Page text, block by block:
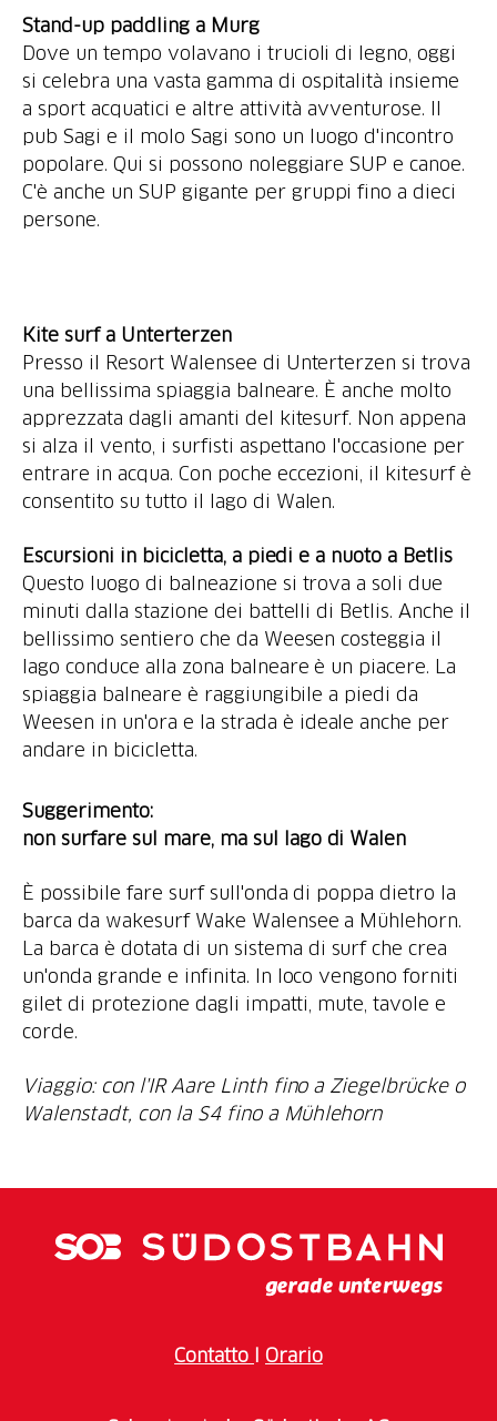
Stand-up paddling a Murg
Dove un tempo volavano i trucioli di legno, oggi
si celebra una vasta gamma di ospitalità insieme
a sport acquatici e altre attività avventurose. Il
pub Sagi e il molo Sagi sono un luogo d'incontro
popolare. Qui si possono noleggiare SUP e canoe.
C'è anche un SUP gigante per gruppi fino a dieci
persone.
Kite surf a Unterterzen
Presso il Resort Walensee di Unterterzen si trova
una bellissima spiaggia balneare. È anche molto
apprezzata dagli amanti del kitesurf. Non appena
si alza il vento, i surfisti aspettano l'occasione per
entrare in acqua. Con poche eccezioni, il kitesurf è
consentito su tutto il lago di Walen.
Escursioni in bicicletta, a piedi e a nuoto a Betlis
Questo luogo di balneazione si trova a soli due
minuti dalla stazione dei battelli di Betlis. Anche il
bellissimo sentiero che da Weesen costeggia il
lago conduce alla zona balneare è un piacere. La
spiaggia balneare è raggiungibile a piedi da
Weesen in un'ora e la strada è ideale anche per
andare in bicicletta.
Suggerimento:
non surfare sul mare, ma sul lago di Walen
È possibile fare surf sull'onda di poppa dietro la
barca da wakesurf Wake Walensee a Mühlehorn.
La barca è dotata di un sistema di surf che crea
un'onda grande e infinita. In loco vengono forniti
gilet di protezione dagli impatti, mute, tavole e
corde.
Viaggio: con l'IR Aare Linth fino a Ziegelbrücke o
Walenstadt, con la S4 fino a Mühlehorn
Contatto Orario